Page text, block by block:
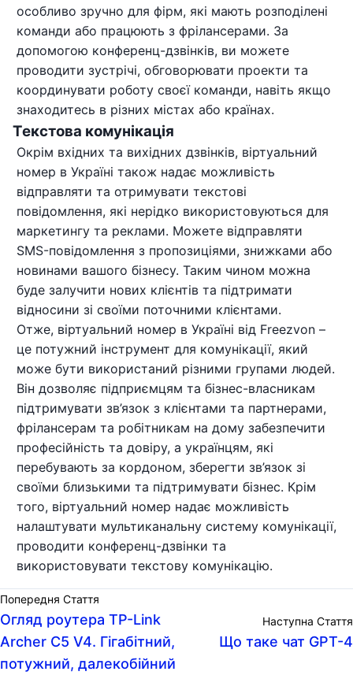
особливо зручно для фірм, які мають розподілені
команди або працюють з фрілансерами. За
допомогою конференц-дзвінків, ви можете
проводити зустрічі, обговорювати проекти та
координувати роботу своєї команди, навіть якщо
знаходитесь в різних містах або країнах.
Текстова комунікація
Окрім вхідних та вихідних дзвінків, віртуальний
номер в Україні також надає можливість
відправляти та отримувати текстові
повідомлення, які нерідко використовуються для
маркетингу та реклами. Можете відправляти
SMS-повідомлення з пропозиціями, знижками або
новинами вашого бізнесу. Таким чином можна
буде залучити нових клієнтів та підтримати
відносини зі своїми поточними клієнтами.
Отже, віртуальний номер в Україні від Freezvon –
це потужний інструмент для комунікації, який
може бути використаний різними групами людей.
Він дозволяє підприємцям та бізнес-власникам
підтримувати зв’язок з клієнтами та партнерами,
фрілансерам та робітникам на дому забезпечити
професійність та довіру, а українцям, які
перебувають за кордоном, зберегти зв’язок зі
своїми близькими та підтримувати бізнес. Крім
того, віртуальний номер надає можливість
налаштувати мультиканальну систему комунікації,
проводити конференц-дзвінки та
використовувати текстову комунікацію.
Попередня Стаття
Огляд роутера TP-Link
Archer C5 V4. Гігабітний,
потужний, далекобійний
Наступна Стаття
Що таке чат GPT-4